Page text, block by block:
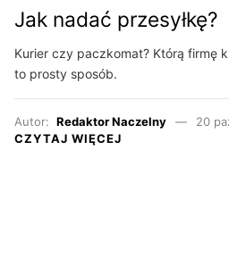
Jak nadać przesyłkę?
Kurier czy paczkomat? Którą firmę
to prosty sposób.
Autor: Redaktor Naczelny
20
CZYTAJ WIĘCEJ